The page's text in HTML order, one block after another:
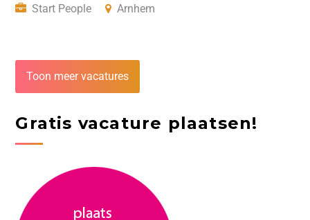
Start People
Arnhem
Toon meer vacatures
Gratis vacature plaatsen!